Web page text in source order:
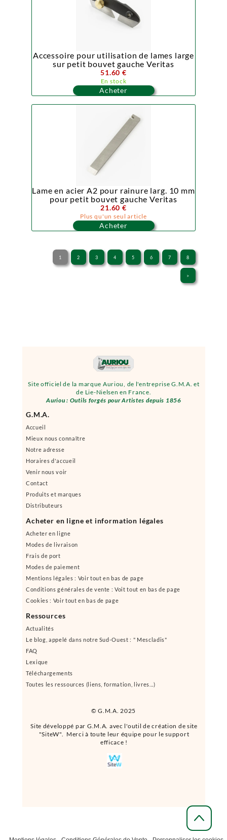
© G.M.A. 2025
Site officiel de la marque Auriou, de l'entreprise G.M.A. et
de Lie-Nielsen en France.
Auriou : Outils forgés pour Artistes depuis 1856
Site développé par G.M.A. avec l'outil de création de site
"SiteW". Merci à toute leur équipe pour le support
efficace !
G.M.A.
Accueil
Mieux nous connaître
Notre adresse
Horaires d'accueil
Venir nous voir
Contact
Produits et marques
Distributeurs
Acheter en ligne et information légales
Acheter en ligne
Modes de livraison
Frais de port
Modes de paiement
Mentions légales : Voir tout en bas de page
Conditions générales de vente : Voit tout en bas de page
Cookies : Voir tout en bas de page
Ressources
Actualités
Le blog, appelé dans notre Sud-Ouest : " Mescladis"
FAQ
Lexique
Téléchargements
Toutes les ressources (liens, formation, livres...)
Accessoire pour utilisation de lames large
sur petit bouvet gauche Veritas
51.60 €
En stock
Acheter
Lame en acier A2 pour rainure larg. 10 mm
pour petit bouvet gauche Veritas
21.60 €
Plus qu'un seul article
Acheter
1 2 3 4 5 6 7 8
>